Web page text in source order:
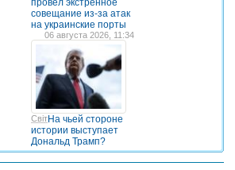
провел экстренное
совещание из-за атак
на украинские порты
06 августа 2026, 11:34
СвітНа чьей стороне
истории выступает
Дональд Трамп?